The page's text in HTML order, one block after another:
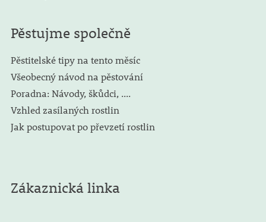
Pěstujme společně
Pěstitelské tipy na tento měsíc
Všeobecný návod na pěstování
Poradna: Návody, škůdci, ....
Vzhled zasílaných rostlin
Jak postupovat po převzetí rostlin
Zákaznická linka